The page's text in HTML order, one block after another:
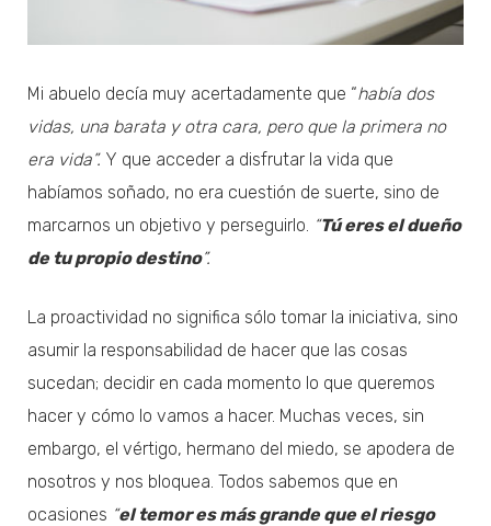
Mi abuelo decía muy acertadamente que “había dos
vidas, una barata y otra cara, pero que la primera no
era vida”. Y que acceder a disfrutar la vida que
habíamos soñado, no era cuestión de suerte, sino de
marcarnos un objetivo y perseguirlo. “Tú eres el dueño
de tu propio destino”.
La proactividad no significa sólo tomar la iniciativa, sino
asumir la responsabilidad de hacer que las cosas
sucedan; decidir en cada momento lo que queremos
hacer y cómo lo vamos a hacer. Muchas veces, sin
embargo, el vértigo, hermano del miedo, se apodera de
nosotros y nos bloquea. Todos sabemos que en
ocasiones “el temor es más grande que el riesgo